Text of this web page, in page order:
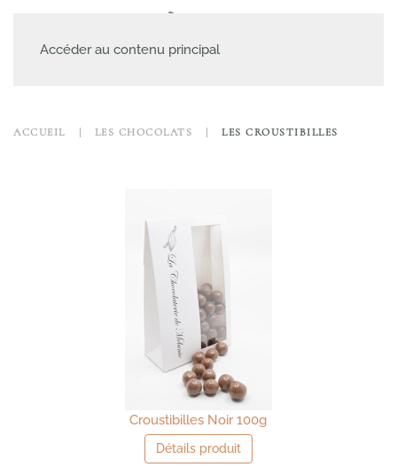
Accéder au contenu principal
ACCUEIL LES CHOCOLATS LES CROUSTIBILLES
Croustibilles Noir 100g
Détails produit